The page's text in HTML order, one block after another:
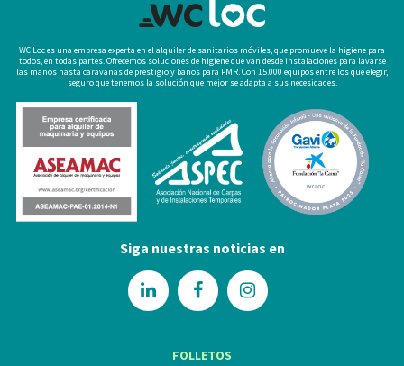
WC Loc es una empresa experta en el alquiler de sanitarios móviles, que promueve la higiene para
todos, en todas partes. Ofrecemos soluciones de higiene que van desde instalaciones para lavarse
las manos hasta caravanas de prestigio y baños para PMR. Con 15.000 equipos entre los que elegir,
seguro que tenemos la solución que mejor se adapta a sus necesidades.
Siga nuestras noticias en
FOLLETOS